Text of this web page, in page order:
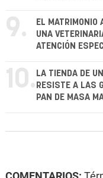
9.
EL MATRIMONIO
UNA
ATENCIÓN
10. LA TIENDA DE
RESISTE A LAS
PAN DE MASA